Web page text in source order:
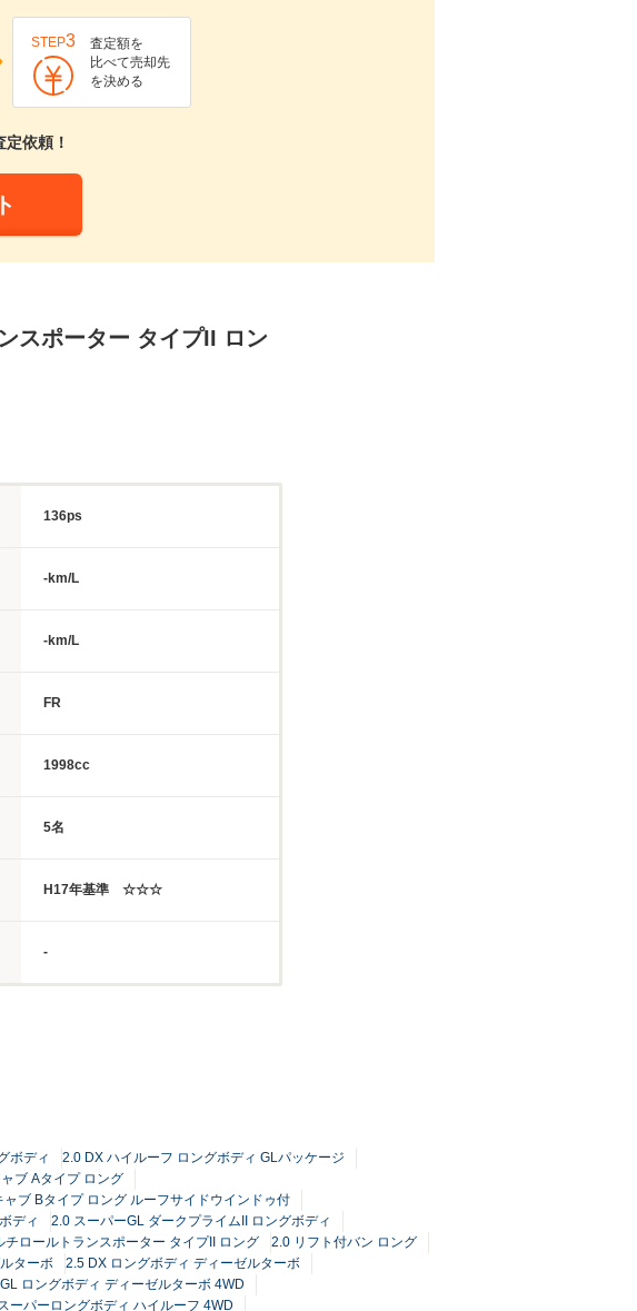
STEP3
査定額を
比べて売却先
を決める
依頼！
スポーター タイプII ロン
136ps
-km/L
-km/L
FR
1998cc
5名
H17年基準 ☆☆☆
-
ボディ
2.0 DX ハイルーフ ロングボディ GLパッケージ
ブ Aタイプ ロング
ャブ Bタイプ ロング ルーフサイドウインドゥ付
ディ
2.0 スーパーGL ダークプライムII ロングボディ
ロールトランスポーター タイプII ロング
2.0 リフト付バン ロング
ターボ
2.5 DX ロングボディ ディーゼルターボ
ロングボディ ディーゼルターボ 4WD
ーパーロングボディ ハイルーフ 4WD